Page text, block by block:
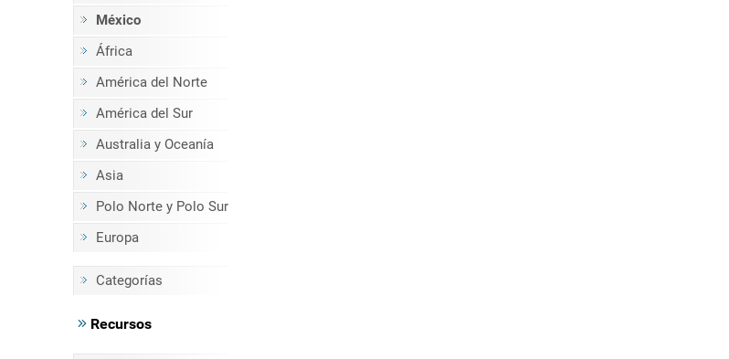
México
África
América del Norte
América del Sur
Australia y Oceanía
Asia
Polo Norte y Polo Sur
Europa
Categorías
Recursos